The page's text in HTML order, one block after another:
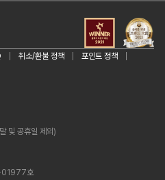
취소/환불 정책
포인트 정책
및 공휴일 제외)
01977호